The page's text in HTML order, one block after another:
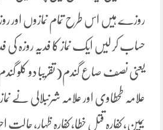
روزے ہیں اس طرح تمام نمازوں اور
حساب کر لیں ایک نماز کا فدیہ روزہ کی
یعنی نصف صاع گندم(تقریبا دو کلو
علامہ طحطاوی اور علامہ شرنبلالی نے
یمین، کفارہ قتل خطا، کفارہ ظہار، حالت